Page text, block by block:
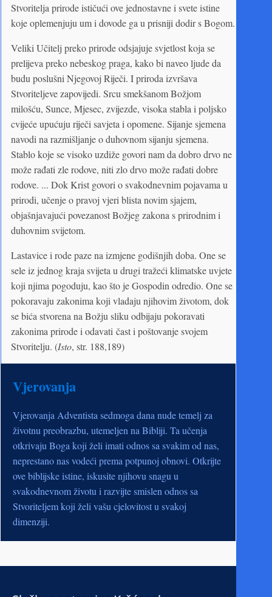
Stvoritelja prirode ističući ove jednostavne i svete istine
koje oplemenjuju um i dovode ga u prisniji dodir s Bogom.
Veliki Učitelj preko prirode odsjajuje svjetlost koja se
prelijeva preko nebeskog praga, kako bi naveo ljude da
budu poslušni Njegovoj Riječi. I priroda izvršava
Stvoriteljeve zapovijedi. Srcu smekšanom Božjom
milošću, Sunce, Mjesec, zvijezde, visoka stabla i poljsko
cvijeće upućuju riječi savjeta i opomene. Sijanje sjemena
navodi na razmišljanje o duhovnom sijanju sjemena.
Stablo koje se visoko uzdiže govori nam da dobro drvo ne
može rađati zle rodove, niti zlo drvo može rađati dobre
rodove. ... Dok Krist govori o svakodnevnim pojavama u
prirodi, učenje o pravoj vjeri blista novim sjajem,
objašnjavajući povezanost Božjeg zakona s prirodnim i
duhovnim svijetom.
Lastavice i rode paze na izmjene godišnjih doba. One se
sele iz jednog kraja svijeta u drugi tražeći klimatske uvjete
koji njima pogoduju, kao što je Gospodin odredio. One se
pokoravaju zakonima koji vladaju njihovim životom, dok
se bića stvorena na Božju sliku odbijaju pokoravati
zakonima prirode i odavati čast i poštovanje svojem
Stvoritelju. (Isto, str. 188,189)
Vjerovanja
Vjerovanja Adventista sedmoga dana nude temelj za
životnu preobrazbu, utemeljen na Bibliji. Ta učenja
otkrivaju Boga koji želi imati odnos sa svakim od nas,
neprestano nas vodeći prema potpunoj obnovi. Otkrijte
ove biblijske istine, iskusite njihovu snagu u
svakodnevnom životu i razvijte smislen odnos sa
Stvoriteljem koji želi vašu cjelovitost u svakoj
dimenziji.